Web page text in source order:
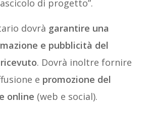
di progetto”.
dovrà garantire una
e pubblicità del
. Dovrà inoltre fornire
e promozione del
online (web e social).